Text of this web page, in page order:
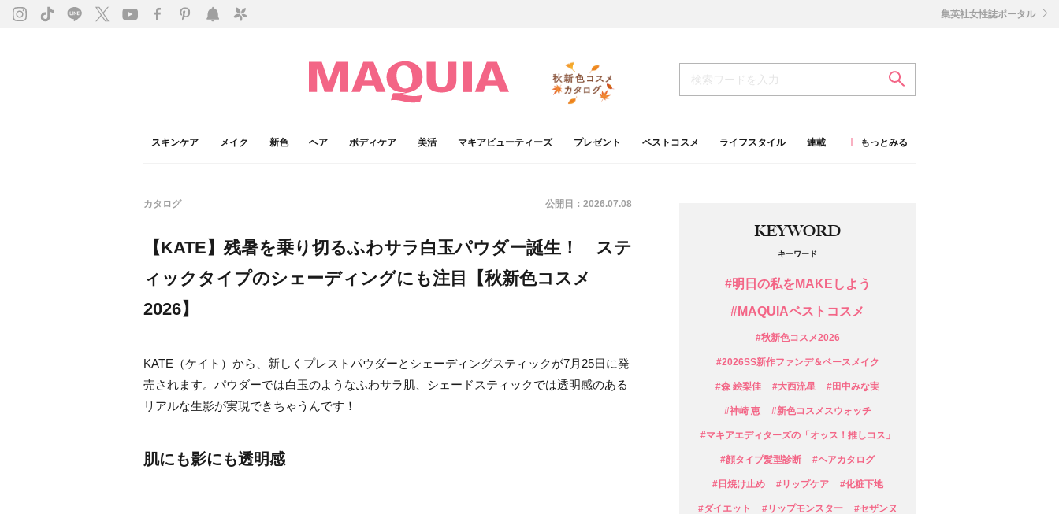
スキンケア メイク 新色 ヘア ボディケア 美活 マキアビューティーズ プレゼント ベストコスメ ライフスタイル 連載 もっとみる
集英社女性誌ポータル
カタログ 公開日： 2026.07.08
【KATE】残暑を乗り切るふわサラ白玉パウダー誕生！ ステ
ィックタイプのシェーディングにも注目【秋新色コスメ
2026】
KATE（ケイト）から、新しくプレストパウダーとシェーディングスティックが7月25日に発
売されます。パウダーでは白玉のようなふわサラ肌、シェードスティックでは透明感のある
リアルな生影が実現できちゃうんです！
肌にも影にも透明感
KEYWORD
キーワード
#明日の私をMAKEしよう
#MAQUIAベストコスメ
#秋新色コスメ2026
#2026SS新作ファンデ＆ベースメイク
#森 絵梨佳 #大西流星 #田中みな実
#神崎 恵 #新色コスメスウォッチ
#マキアエディターズの「オッス！推しコス」
#顔タイプ髪型診断 #ヘアカタログ
#日焼け止め #リップケア #化粧下地
#ダイエット #リップモンスター #セザンヌ